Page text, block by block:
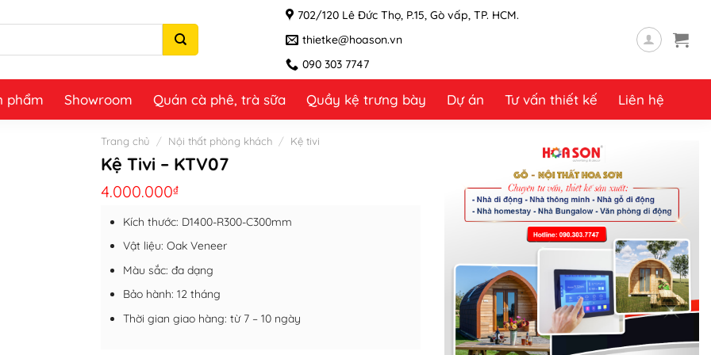
702/120 Lê Đức Thọ, P.15, Gò vấp, TP. HCM.
thietke@hoason.vn
090 303 7747
phẩm Showroom Quán cà phê, trà sữa Quầy kệ trưng bày Dự án Tư vấn thiết kế Liên hệ
Trang chủ / Nội thất phòng khách / Kệ tivi
Kệ Tivi – KTV07
4.000.000₫
Kích thước: D1400-R300-C300mm
Vật liệu: Oak Veneer
Màu sắc: đa dạng
Bảo hành: 12 tháng
Thời gian giao hàng: từ 7 – 10 ngày